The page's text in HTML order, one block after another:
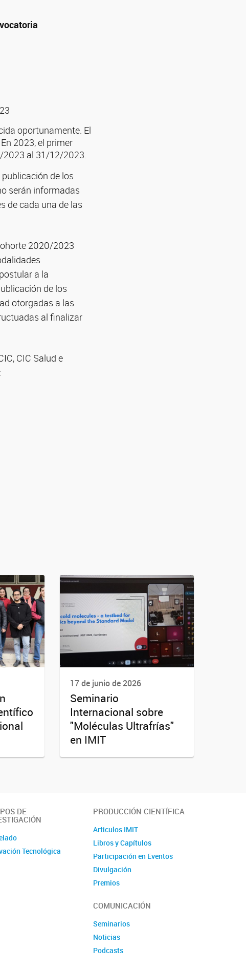
oportunamente. El
2023, el primer
al 31/12/2023.
de los
serán informadas
de cada una de las
2020/2023
a la
de los
otorgadas a las
al finalizar
CIC Salud e
17 de junio de 2026
Seminario
Internacional sobre
"Moléculas Ultrafrías"
en IMIT
DE
Tecnológica
PRODUCCIÓN CIENTÍFICA
Articulos IMIT
Libros y Capítulos
Participación en Eventos
Divulgación
Premios
COMUNICACIÓN
Seminarios
Noticias
Podcasts